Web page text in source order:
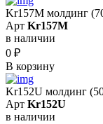
Kr157M молдинг
Арт Kr157M
в наличии
0 ₽
В корзину
Kr152U молдинг
Арт Kr152U
в наличии